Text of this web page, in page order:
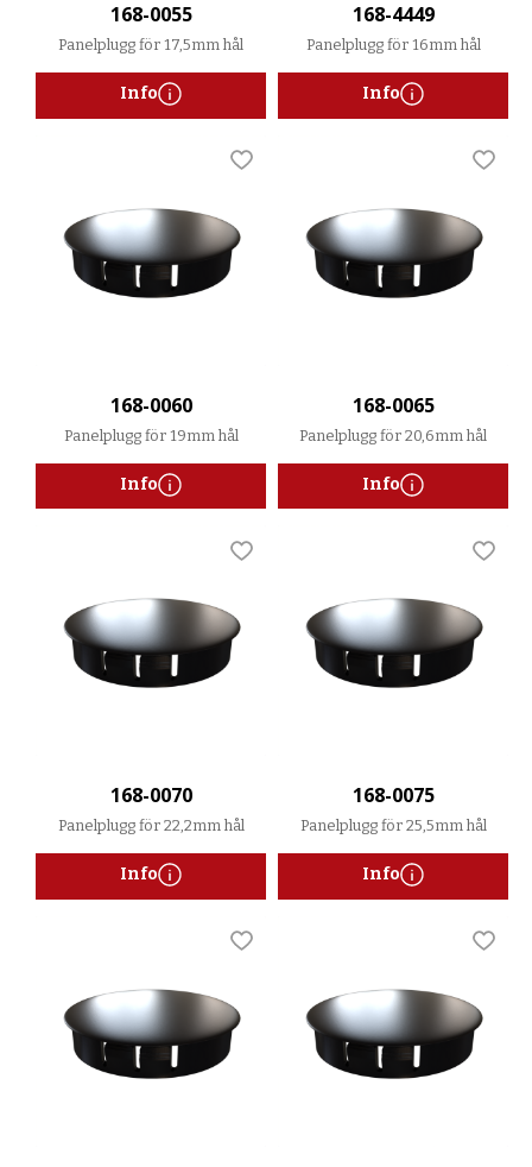
168-0055
Panelplugg för 17,5mm hål
Info
168-4449
Panelplugg för 16mm hål
Info
168-0060
Panelplugg för 19mm hål
Lägg till i favoriter
Info
168-0065
Panelplugg för 20,6mm hål
Info
168-0070
Panelplugg för 22,2mm hål
Lägg till i favoriter
Info
168-0075
Panelplugg för 25,5mm hål
Info
Lägg till i favoriter